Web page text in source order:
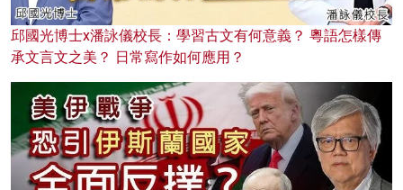
邱國光博士x潘詠儀校長：學習古文有何意義？ 粵語怎樣傳
承文言文之美？ 日常寫作如何應用？